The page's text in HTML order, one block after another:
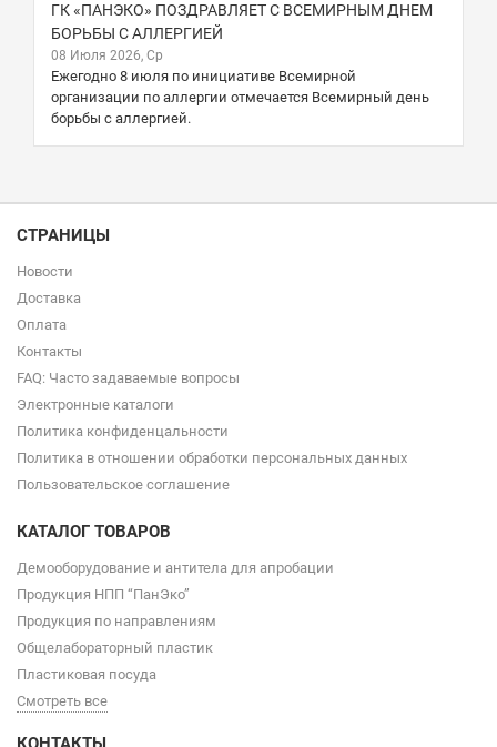
ГК «ПАНЭКО» ПОЗДРАВЛЯЕТ С ВСЕМИРНЫМ ДНЕМ
БОРЬБЫ С АЛЛЕРГИЕЙ
08 Июля 2026, Ср
Ежегодно 8 июля по инициативе Всемирной
организации по аллергии отмечается Всемирный день
борьбы с аллергией.
СТРАНИЦЫ
Новости
Доставка
Оплата
Контакты
FAQ: Часто задаваемые вопросы
Электронные каталоги
Политика конфиденцальности
Политика в отношении обработки персональных данных
Пользовательское соглашение
КАТАЛОГ ТОВАРОВ
Демооборудование и антитела для апробации
Продукция НПП “ПанЭко”
Продукция по направлениям
Общелабораторный пластик
Пластиковая посуда
Смотреть все